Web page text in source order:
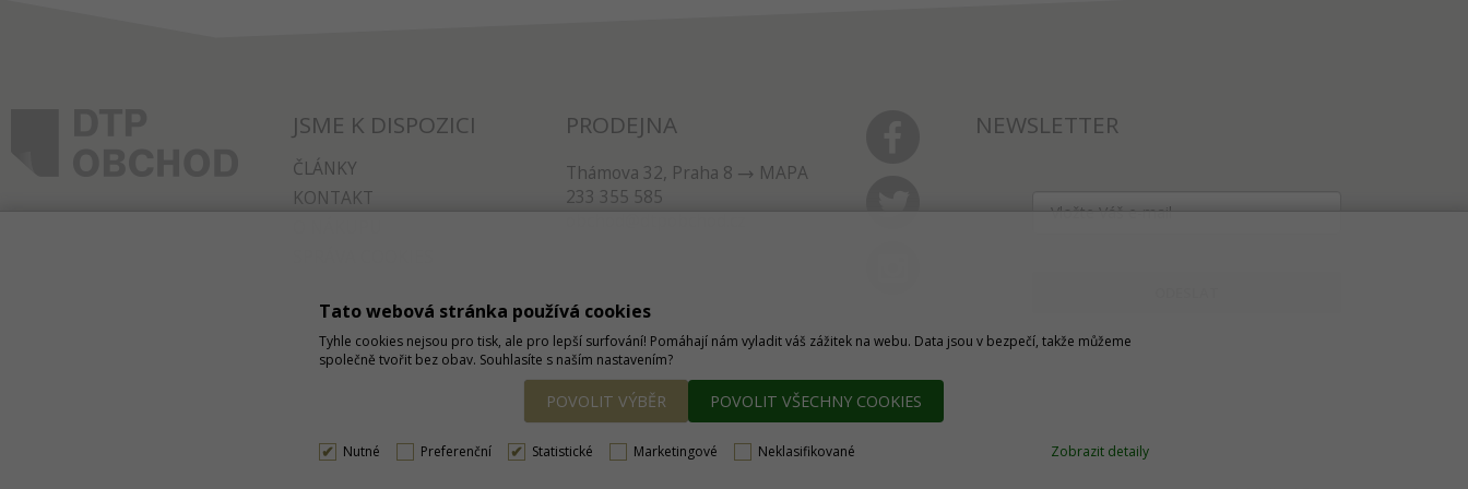
JSME K DISPOZICI
ČLÁNKY
KONTAKT
PRODEJNA
Thámova 32, Praha 8
MAPA
233 355 585
NEWSLETTER
Tato webová stránka používá cookies
Tyhle cookies nejsou pro tisk, ale pro lepší surfování! Pomáhají nám vyladit váš zážitek na webu. Data jsou v bezpečí, takže můžeme
společně tvořit bez obav. Souhlasíte s naším nastavením?
POVOLIT VÝBĚR POVOLIT VŠECHNY COOKIES
Nutné Preferenční Statistické Marketingové Neklasifikované Zobrazit detaily